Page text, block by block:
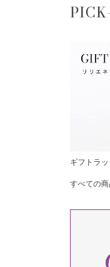
ギフトラ
すべての